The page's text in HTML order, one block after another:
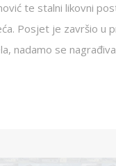
te stalni likovni
Posjet je završio u
nadamo se